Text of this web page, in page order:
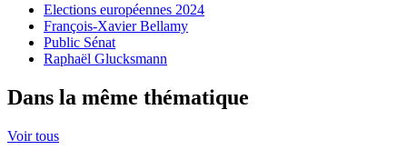
Elections européennes 2024
François-Xavier Bellamy
Public Sénat
Raphaël Glucksmann
Dans la même thématique
Voir tous